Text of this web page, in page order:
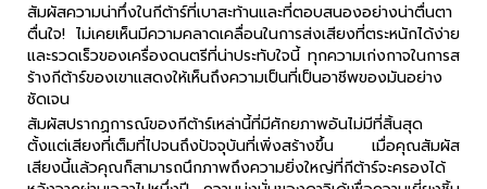
สัมผัสความน่าทึ่งในกีต้าร์ที่เบาสะท้านและที่ตอบสนองอย่างน่าตื่นตา
ตื่นใจ! ไม่เคยเห็นมีความคลาดเคลื่อนในการส่งเสียงที่ตระหนักได้ง่าย
และรวดเร็วของเครื่องดนตรีที่น่าประทับใจนี้ ทุกความเก่งกาจในการส
ร้างกีต้าร์ของเขาแสดงให้เห็นถึงความเป็นที่เป็นอาชีพของมันอย่าง
ชัดเจน
สัมผัสปรากฏการณ์ของกีต้าร์เหล่านี้ที่มีศักยภาพอันไม่มีที่สิ้นสุด
ตั้งแต่เสียงที่เต็มที่ไปจนถึงปัจจุบันที่เพิ่งสร้างขึ้น เมื่อคุณสัมผัส
เสียงนี้แล้วคุณก็สามารถนึกภาพถึงความยิ่งใหญ่ที่กีต้าร์จะครองได้